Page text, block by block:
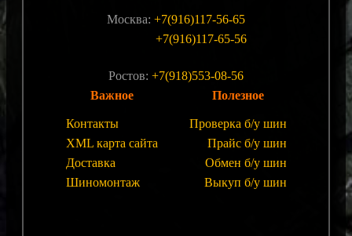
Москва: +7(916)117-56-65
+7(916)117-65-56
Ростов: +7(918)553-08-56
Важное
Контакты
XML карта сайта
Доставка
Шиномонтаж
Полезное
Проверка б/у шин
Прайс б/у шин
Обмен б/у шин
Выкуп б/у шин